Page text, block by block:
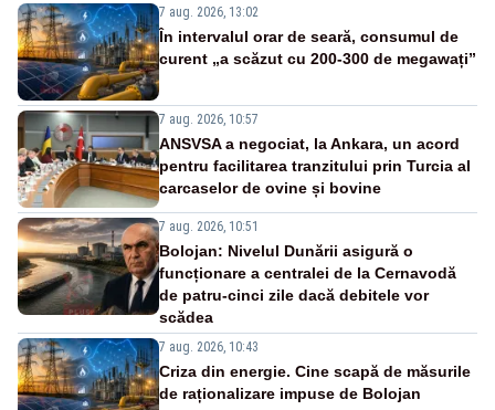
7 aug. 2026, 13:02
În intervalul orar de seară, consumul de
curent „a scăzut cu 200-300 de megawați”
7 aug. 2026, 10:57
ANSVSA a negociat, la Ankara, un acord
pentru facilitarea tranzitului prin Turcia al
carcaselor de ovine și bovine
7 aug. 2026, 10:51
Bolojan: Nivelul Dunării asigură o
funcționare a centralei de la Cernavodă
de patru-cinci zile dacă debitele vor
scădea
7 aug. 2026, 10:43
Criza din energie. Cine scapă de măsurile
de raționalizare impuse de Bolojan